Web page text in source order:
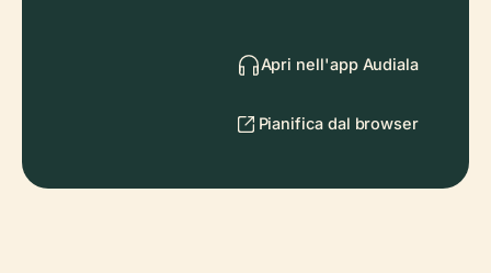
Apri nell'app Audiala
Pianifica dal browser